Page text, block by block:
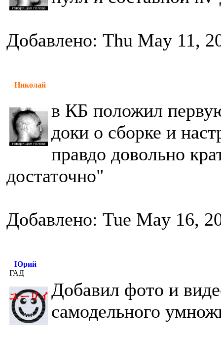
Добавлено: Thu May 11,
Николай
в КБ положил
доки о сборке и
правдо довольно
достаточно"
Добавлено: Tue May 16,
Юрий
ГАД
Добавил фото и
самодельного